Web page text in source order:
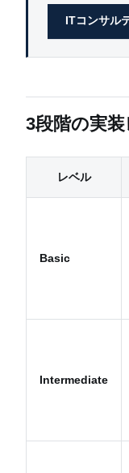
ITコンサル
3段階の実
レベル
Basic
Intermediate